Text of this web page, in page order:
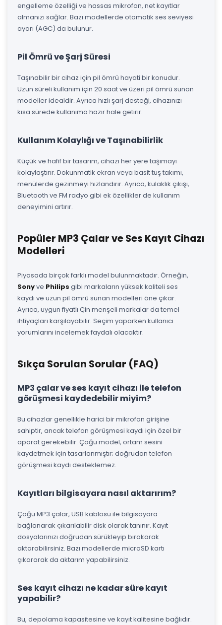
engelleme özelliği ve hassas mikrofon, net kayıtlar
almanızı sağlar. Bazı modellerde otomatik ses seviyesi
ayarı (AGC) da bulunur.
Pil Ömrü ve Şarj Süresi
Taşınabilir bir cihaz için pil ömrü hayati bir konudur.
Uzun süreli kullanım için 20 saat ve üzeri pil ömrü sunan
modeller idealdir. Ayrıca hızlı şarj desteği, cihazınızı
kısa sürede kullanıma hazır hale getirir.
Kullanım Kolaylığı ve Taşınabilirlik
Küçük ve hafif bir tasarım, cihazı her yere taşımayı
kolaylaştırır. Dokunmatik ekran veya basit tuş takımı,
menülerde gezinmeyi hızlandırır. Ayrıca, kulaklık çıkışı,
Bluetooth ve FM radyo gibi ek özellikler de kullanım
deneyimini artırır.
Popüler MP3 Çalar ve Ses Kayıt Cihazı
Modelleri
Piyasada birçok farklı model bulunmaktadır. Örneğin,
Sonyve Philips gibi markaların yüksek kaliteli ses
kaydı ve uzun pil ömrü sunan modelleri öne çıkar.
Ayrıca, uygun fiyatlı Çin menşeli markalar da temel
ihtiyaçları karşılayabilir. Seçim yaparken kullanıcı
yorumlarını incelemek faydalı olacaktır.
Sıkça Sorulan Sorular (FAQ)
MP3 çalar ve ses kayıt cihazı ile telefon
görüşmesi kaydedebilir miyim?
Bu cihazlar genellikle harici bir mikrofon girişine
sahiptir, ancak telefon görüşmesi kaydı için özel bir
aparat gerekebilir. Çoğu model, ortam sesini
kaydetmek için tasarlanmıştır; doğrudan telefon
görüşmesi kaydı desteklemez.
Kayıtları bilgisayara nasıl aktarırım?
Çoğu MP3 çalar, USB kablosu ile bilgisayara
bağlanarak çıkarılabilir disk olarak tanınır. Kayıt
dosyalarınızı doğrudan sürükleyip bırakarak
aktarabilirsiniz. Bazı modellerde microSD kartı
çıkararak da aktarım yapabilirsiniz.
Ses kayıt cihazı ne kadar süre kayıt
yapabilir?
Bu, depolama kapasitesine ve kayıt kalitesine bağlıdır.